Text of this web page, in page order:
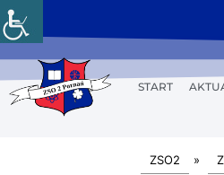
START
ZSO2 »